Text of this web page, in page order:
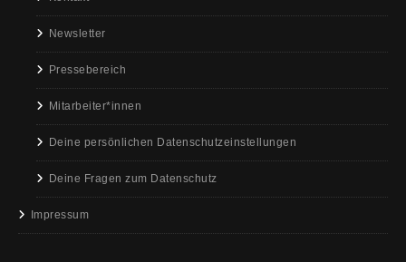
Newsletter
Pressebereich
Mitarbeiter*innen
Deine persönlichen Datenschutzeinstellungen
Deine Fragen zum Datenschutz
Impressum